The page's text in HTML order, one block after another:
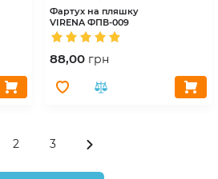
Фартух на пляшку
VIRENA ФПВ-009
88,00 грн
2 3